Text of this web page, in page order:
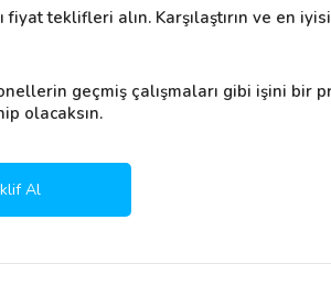
teklifleri alın. Karşılaştırın ve en
geçmiş çalışmaları gibi işini bir
olacaksın.
Al